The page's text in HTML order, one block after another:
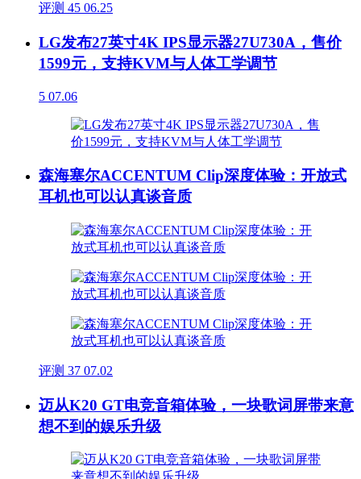
评测 45 06.25
LG发布27英寸4K IPS显示器27U730A，售价
1599元，支持KVM与人体工学调节
5 07.06
森海塞尔ACCENTUM Clip深度体验：开放式
耳机也可以认真谈音质
评测 37 07.02
迈从K20 GT电竞音箱体验，一块歌词屏带来意
想不到的娱乐升级